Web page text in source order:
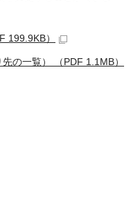
199.9KB）
の一覧） （PDF 1.1MB）